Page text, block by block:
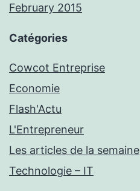
February 2015
Catégories
Cowcot Entreprise
Economie
Flash'Actu
L'Entrepreneur
Les articles de la semaine
Technologie – IT